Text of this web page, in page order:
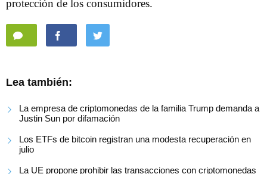
protección de los consumidores.
Lea también:
La empresa de criptomonedas de la familia Trump demanda a
Justin Sun por difamación
Los ETFs de bitcoin registran una modesta recuperación en
julio
La UE propone prohibir las transacciones con criptomonedas